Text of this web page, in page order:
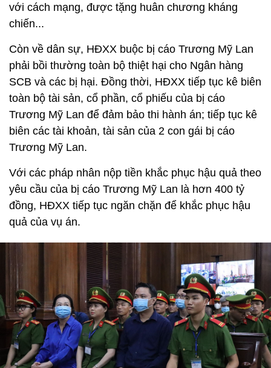
với cách mạng, được tặng huân chương kháng
chiến...
Còn về dân sự, HĐXX buộc bị cáo Trương Mỹ Lan
phải bồi thường toàn bộ thiệt hại cho Ngân hàng
SCB và các bị hại. Đồng thời, HĐXX tiếp tục kê biên
toàn bộ tài sản, cổ phần, cổ phiếu của bị cáo
Trương Mỹ Lan để đảm bảo thi hành án; tiếp tục kê
biên các tài khoản, tài sản của 2 con gái bị cáo
Trương Mỹ Lan.
Với các pháp nhân nộp tiền khắc phục hậu quả theo
yêu cầu của bị cáo Trương Mỹ Lan là hơn 400 tỷ
đồng, HĐXX tiếp tục ngăn chặn để khắc phục hậu
quả của vụ án.